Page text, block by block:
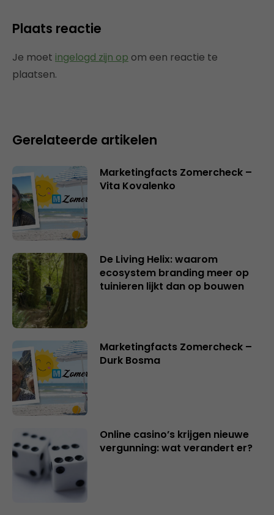
Plaats reactie
Je moet ingelogd zijn op om een reactie te
plaatsen.
Gerelateerde artikelen
Marketingfacts Zomercheck –
Vita Kovalenko
De Living Helix: waarom
ecosystem branding meer op
tuinieren lijkt dan op bouwen
Marketingfacts Zomercheck –
Durk Bosma
Online casino’s krijgen nieuwe
vergunning: wat verandert er?